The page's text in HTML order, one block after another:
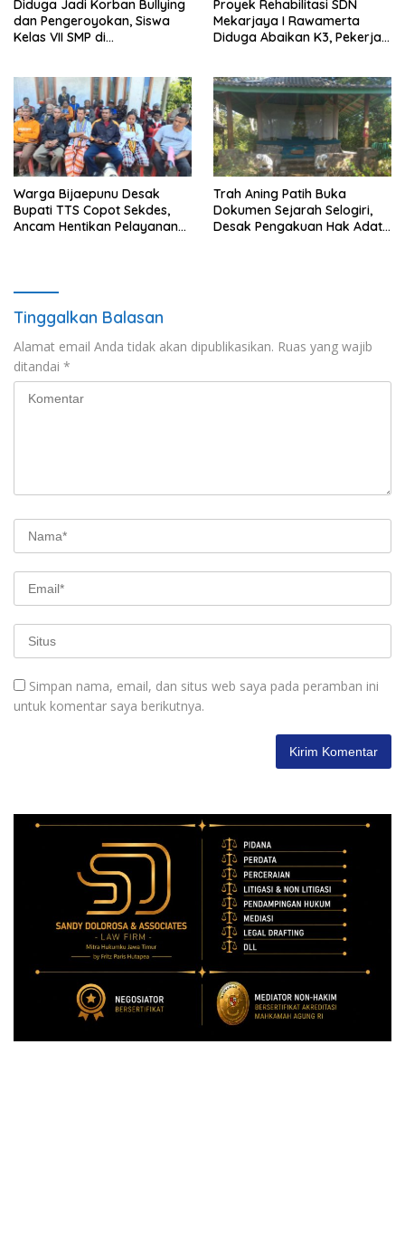
Diduga Jadi Korban Bullying
dan Pengeroyokan, Siswa
Kelas VII SMP di
Proyek Rehabilitasi SDN
Mekarjaya I Rawamerta
Diduga Abaikan K3, Pekerja
Warga Bijaepunu Desak
Bupati TTS Copot Sekdes,
Ancam Hentikan Pelayanan
Trah Aning Patih Buka
Dokumen Sejarah Selogiri,
Desak Pengakuan Hak Adat
Tinggalkan Balasan
Alamat email Anda tidak akan dipublikasikan. Ruas yang wajib
ditandai *
Simpan nama, email, dan situs web saya pada peramban ini
untuk komentar saya berikutnya.